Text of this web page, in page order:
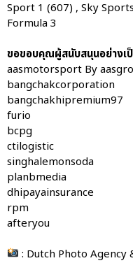
Sport 1 (607) , Sky
Formula 3
ขอขอบคุณผู้สนับสนุนอย่างเ
aasmotorsport By
bangchakcorporation
bangchakhipremium97
furio
bcpg
ctilogistic
singhalemonsoda
planbmedia
dhipayainsurance
rpm
afteryou
: Dutch Photo